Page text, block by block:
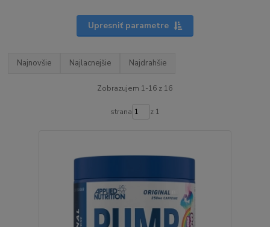
Upresniť parametre
Najnovšie Najlacnejšie Najdrahšie
Zobrazujem 1-16 z 16
strana z 1